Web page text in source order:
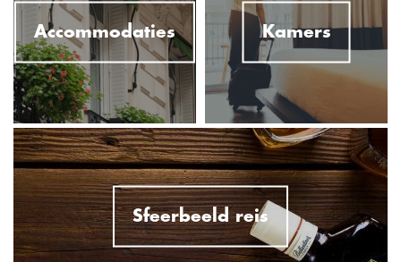
Accommodaties Kamers
Sfeerbeeld reis